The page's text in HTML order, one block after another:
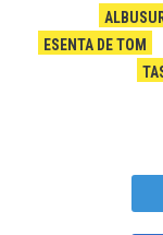
ESENTA DE TOM